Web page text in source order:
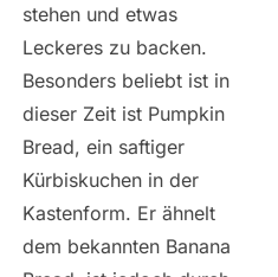
stehen und etwas
Leckeres zu backen.
Besonders beliebt ist in
dieser Zeit ist Pumpkin
Bread, ein saftiger
Kürbiskuchen in der
Kastenform. Er ähnelt
dem bekannten Banana